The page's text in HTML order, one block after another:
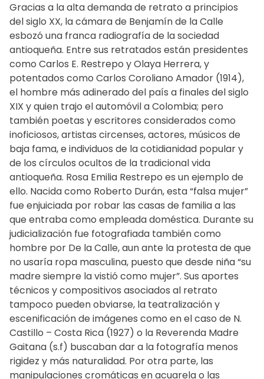
Gracias a la alta demanda de retrato a principios
del siglo XX, la cámara de Benjamín de la Calle
esbozó una franca radiografía de la sociedad
antioqueña. Entre sus retratados están presidentes
como Carlos E. Restrepo y Olaya Herrera, y
potentados como Carlos Coroliano Amador (1914),
el hombre más adinerado del país a finales del siglo
XIX y quien trajo el automóvil a Colombia; pero
también poetas y escritores considerados como
inoficiosos, artistas circenses, actores, músicos de
baja fama, e individuos de la cotidianidad popular y
de los círculos ocultos de la tradicional vida
antioqueña. Rosa Emilia Restrepo es un ejemplo de
ello. Nacida como Roberto Durán, esta “falsa mujer”
fue enjuiciada por robar las casas de familia a las
que entraba como empleada doméstica. Durante su
judicialización fue fotografiada también como
hombre por De la Calle, aun ante la protesta de que
no usaría ropa masculina, puesto que desde niña “su
madre siempre la vistió como mujer”. Sus aportes
técnicos y compositivos asociados al retrato
tampoco pueden obviarse, la teatralización y
escenificación de imágenes como en el caso de N.
Castillo – Costa Rica (1927) o la Reverenda Madre
Gaitana (s.f) buscaban dar a la fotografía menos
rigidez y más naturalidad. Por otra parte, las
manipulaciones cromáticas en acuarela o las